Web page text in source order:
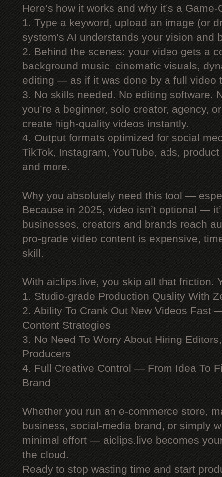
Here’s how it works and why it’s a Game-
1. Type a keyword, upload an image (or
system’s AI understands your vision and
2. Behind the scenes: your video gets a
background music, cinematic visuals,
editing — as if it was done by a full video
3. No skills needed. No editing software.
you’re a beginner, solo creator, agency,
create high-quality videos instantly.
4. Output formats optimized for social
TikTok, Instagram, YouTube, ads,
and more.
Why you absolutely need this tool —
Because in 2025, video isn’t optional —
businesses, creators and brands reach
pro-grade video content is expensive,
skill.
With aiclips.live, you skip all that friction.
1. Studio-grade Production Quality With
2. Ability To Crank Out New Videos Fast
Content Strategies
3. No Need To Worry About Hiring
Producers
4. Full Creative Control — From Idea To
Brand
Whether you run an e-commerce store,
business, social-media brand, or simply
minimal effort — aiclips.live becomes
the cloud.
Ready to stop wasting time and start